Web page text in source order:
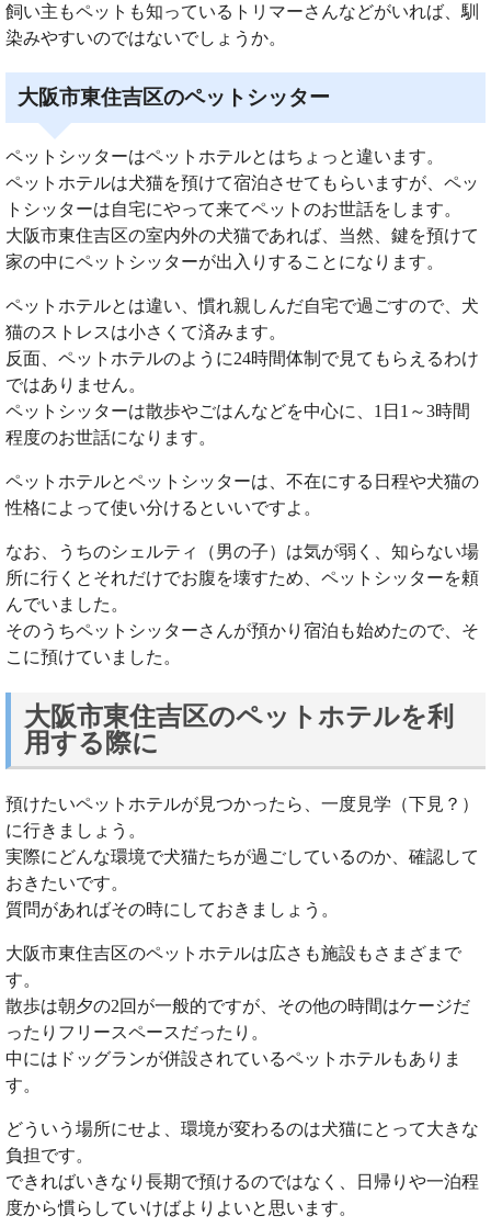
飼い主もペットも知っているトリマーさんなどがいれば、馴
染みやすいのではないでしょうか。
大阪市東住吉区のペットシッター
ペットシッターはペットホテルとはちょっと違います。
ペットホテルは犬猫を預けて宿泊させてもらいますが、ペッ
トシッターは自宅にやって来てペットのお世話をします。
大阪市東住吉区の室内外の犬猫であれば、当然、鍵を預けて
家の中にペットシッターが出入りすることになります。
ペットホテルとは違い、慣れ親しんだ自宅で過ごすので、犬
猫のストレスは小さくて済みます。
反面、ペットホテルのように24時間体制で見てもらえるわけ
ではありません。
ペットシッターは散歩やごはんなどを中心に、1日1～3時間
程度のお世話になります。
ペットホテルとペットシッターは、不在にする日程や犬猫の
性格によって使い分けるといいですよ。
なお、うちのシェルティ（男の子）は気が弱く、知らない場
所に行くとそれだけでお腹を壊すため、ペットシッターを頼
んでいました。
そのうちペットシッターさんが預かり宿泊も始めたので、そ
こに預けていました。
大阪市東住吉区のペットホテルを利
用する際に
預けたいペットホテルが見つかったら、一度見学（下見？）
に行きましょう。
実際にどんな環境で犬猫たちが過ごしているのか、確認して
おきたいです。
質問があればその時にしておきましょう。
大阪市東住吉区のペットホテルは広さも施設もさまざまで
す。
散歩は朝夕の2回が一般的ですが、その他の時間はケージだ
ったりフリースペースだったり。
中にはドッグランが併設されているペットホテルもありま
す。
どういう場所にせよ、環境が変わるのは犬猫にとって大きな
負担です。
できればいきなり長期で預けるのではなく、日帰りや一泊程
度から慣らしていけばよりよいと思います。